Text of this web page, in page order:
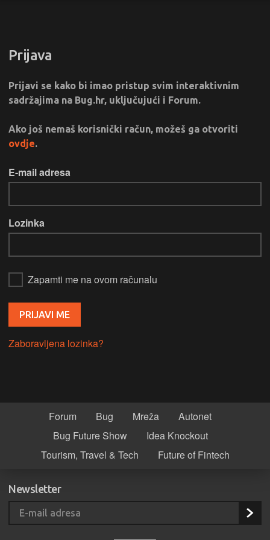
Prijava
Prijavi se kako bi imao pristup svim interaktivnim
sadržajima na Bug.hr, uključujući i Forum.
Ako još nemaš korisnički račun, možeš ga otvoriti
ovdje.
E-mail adresa
Lozinka
Zapamti me na ovom računalu
Zaboravljena lozinka?
Forum Bug Mreža
Autonet
Bug Future Show
Idea Knockout
Tourism, Travel & Tech
Future of Fintech
Newsletter